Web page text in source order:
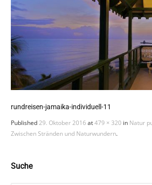
rundreisen-jamaika-individuell-11
Published29. Oktober 2016 at479 × 320 in Natur
Zwischen Stränden und Naturwundern.
Suche